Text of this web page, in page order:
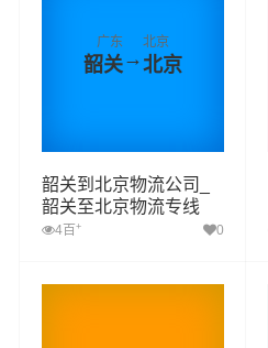
广东
韶关→
北京
北京
韶关到北京物流公司_
韶关至北京物流专线
4百 + 0